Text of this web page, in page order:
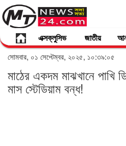
এক্সক্লুসিভ জাতীয়
সোমবার, ০১ সেপ্টেম্বর, ২০২৫, ১০:৩৯:০৫
মাঠের একদম মাঝখানে পাখি
মাস স্টেডিয়াম বন্ধ!